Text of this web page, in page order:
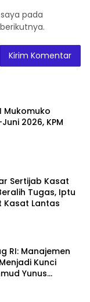
pada
Mukomuko
2026, KPM
Sertijab Kasat
Tugas, Iptu
Kasat Lantas
RI: Manajemen
Kunci
Yunus